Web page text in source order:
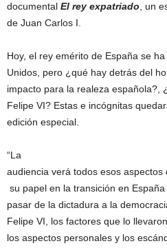
documental El rey expatriado, un
de Juan Carlos I.
Hoy, el rey emérito de España se
Unidos, pero ¿qué hay detrás del
impacto para la realeza española?,
Felipe VI? Estas e incógnitas
edición especial.
“La
audiencia verá todos esos
su papel en la transición en
pasar de la dictadura a la
Felipe VI, los factores que lo
los aspectos personales y los